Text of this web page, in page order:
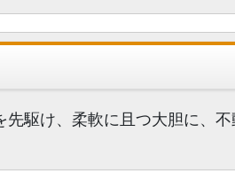
駆け、柔軟に且つ大胆に、不